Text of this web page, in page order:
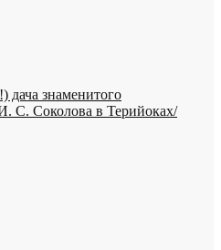
дача знаменитого
И. С. Соколова в Терийоках/